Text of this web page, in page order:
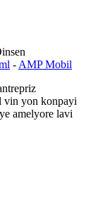
- AMP Mobil
vin yon konpayi
amelyore lavi